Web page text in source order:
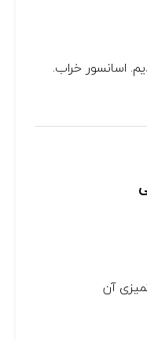
اسانسور خراب.
آن